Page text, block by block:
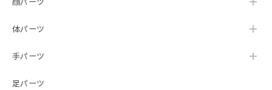
顔パーツ
体パーツ
手パーツ
足パーツ